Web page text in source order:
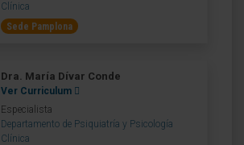
Clínica
Sede Pamplona
Dra. María Dívar Conde
Ver Curriculum
Especialista
Departamento de Psiquiatría y Psicología
Clínica